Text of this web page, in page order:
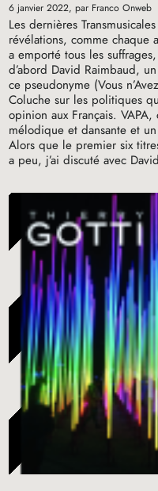
6 janvier 2022, par Franco Onweb
Les dernières
révélations, comme
a emporté tous les
d’abord David Raimbaud,
ce pseudonyme (Vous
Coluche sur les politiques
opinion aux Français.VAPA,
mélodique et dansante et
Alors que le premier six
a peu, j’ai discuté avec